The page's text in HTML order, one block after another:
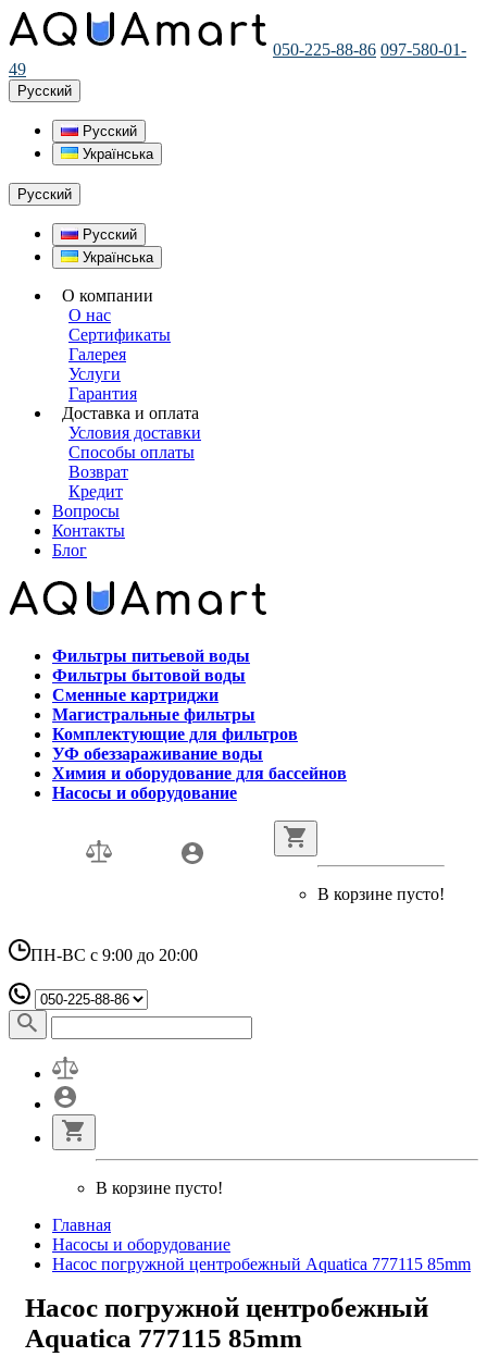
050-225-88-86 097-580-01-
49
Русский
Русский
Українська
Русский
Русский
Українська
О компании
О нас
Сертификаты
Галерея
Услуги
Гарантия
Доставка и оплата
Условия доставки
Способы оплаты
Возврат
Кредит
Вопросы
Контакты
Блог
Фильтры питьевой воды
Фильтры бытовой воды
Сменные картриджи
Магистральные фильтры
Комплектующие для фильтров
УФ обеззараживание воды
Химия и оборудование для бассейнов
Насосы и оборудование
В корзине пусто!
ПН-ВС с 9:00 до 20:00
В корзине пусто!
Главная
Насосы и оборудование
Насос погружной центробежный Aquatica 777115 85mm
Насос погружной центробежный
Aquatica 777115 85mm